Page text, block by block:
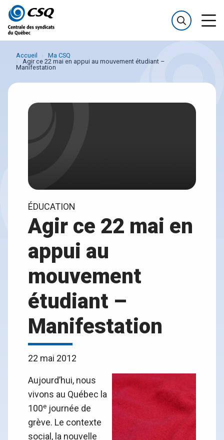
Passer
au
menu
Passer
au
contenu
Accueil
Ma CSQ
Agir ce 22 mai en appui au mouvement étudiant –
Manifestation
ÉDUCATION
Agir ce 22 mai en
appui au
mouvement
étudiant –
Manifestation
22 mai 2012
Aujourd’hui, nous
vivons au Québec la
100e journée de
grève. Le contexte
social, la nouvelle